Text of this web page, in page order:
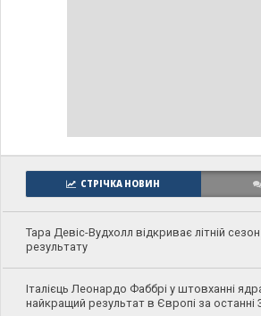
СТРІЧКА НОВИН
Тара Девіс-Вудхолл відкриває літній
результату
Італієць Леонардо Фаббрі у штовханні
найкращий результат в Європі за останні